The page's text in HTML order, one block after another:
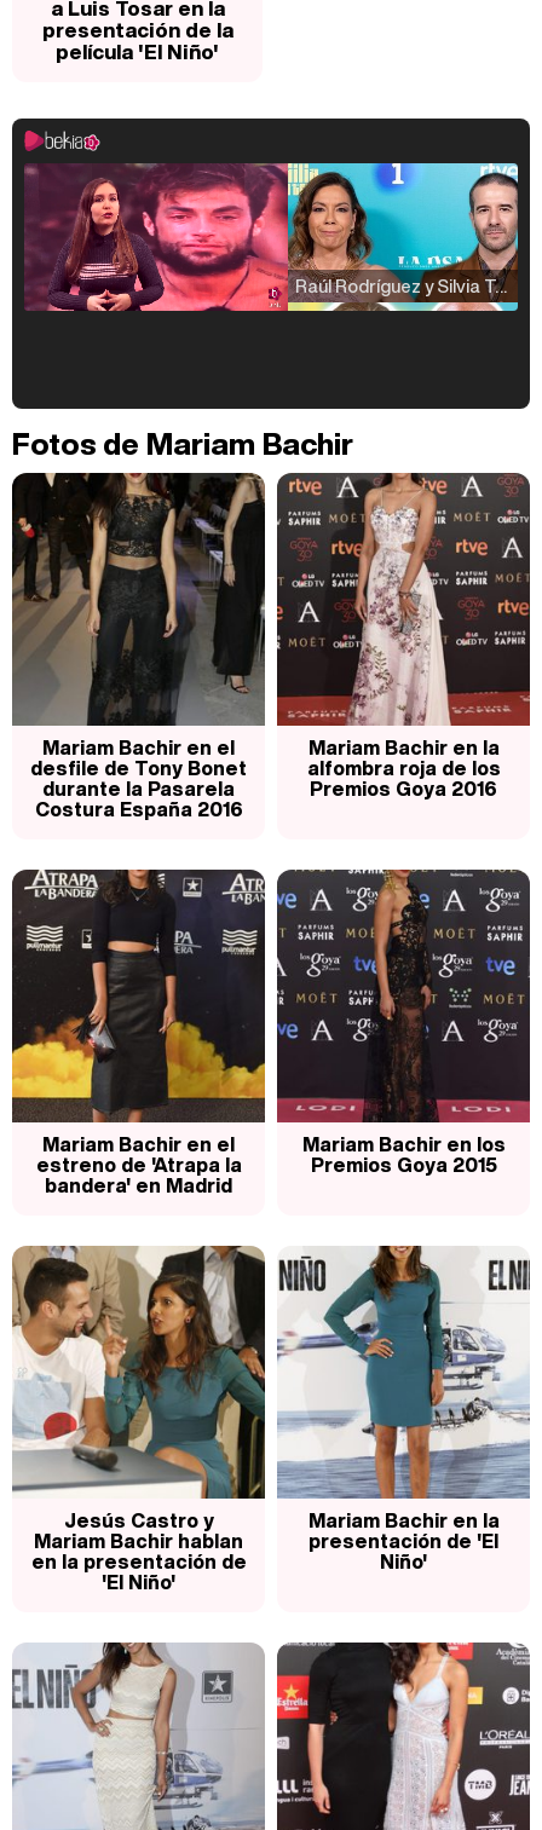
a Luis Tosar en la
presentación de la
película 'El Niño'
Raúl Rodríguez y Silvia Taulés nos cuentan su papel en 'La familia de la tele'
Carlota Corredera y Javier de Hoyos: "La tele tiene que representar al público también y aquí están todos los perfiles posibles&quo;
Así se tomó Felipe VI que la Infanta Sofía no quisiera recibir formación militar
Manu Baqueiro: "Tuve como referente a Bruce Willis en 'Luz de Luna' para mi trabajo en la serie 'Perdiendo el juicio'"
Magdalena de Suecia responde a las críticas y explica por qué le han permitido lanzar su propio negocio
Fotos de Mariam Bachir
Mariam Bachir en el
desfile de Tony Bonet
durante la Pasarela
Costura España 2016
Mariam Bachir en la
alfombra roja de los
Premios Goya 2016
Mariam Bachir en el
estreno de 'Atrapa la
bandera' en Madrid
Mariam Bachir en los
Premios Goya 2015
Jesús Castro y
Mariam Bachir hablan
en la presentación de
'El Niño'
Mariam Bachir en la
presentación de 'El
Niño'